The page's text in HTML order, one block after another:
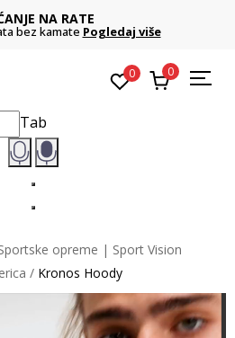
NA RATE
bez kamate Pogledaj više
0 0
Tab
opreme | Sport Vision
Kronos Hoody